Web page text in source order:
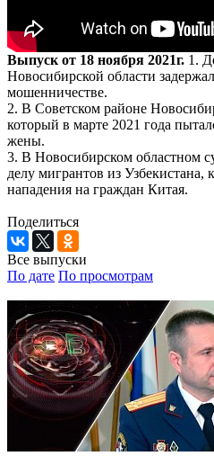
Выпуск от 18 ноября 2021г. 1.
Новосибирской области
мошенничестве.
2. В Советском районе
который в марте 2021 года
жены.
3. В Новосибирском областном
делу мигрантов из Узбекистана,
нападения на граждан Китая.
Поделиться
Все выпуски
По дате По просмотрам